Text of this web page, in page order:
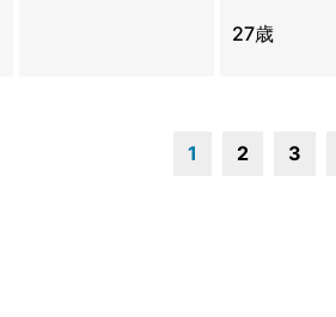
27歳
1 2 3